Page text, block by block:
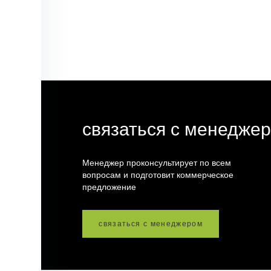
связаться с
Менеджер проконсультирует по всем
вопросам и подготовит коммерческое
предложение
связаться с менеджером